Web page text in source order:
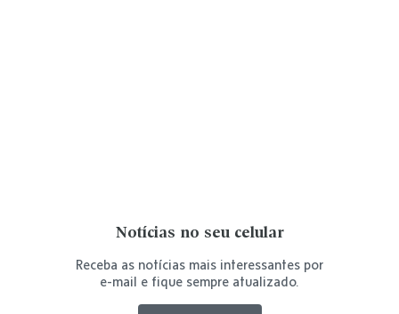
Notícias no seu celular
Receba as notícias mais interessantes por
e-mail e fique sempre atualizado.